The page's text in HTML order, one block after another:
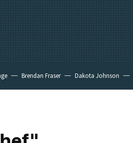
Brendan Fraser Dakota Johnson